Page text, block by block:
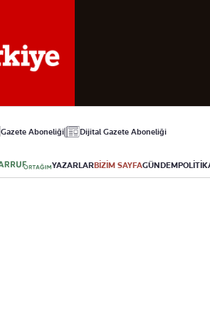
Gazete Aboneliği Dijital Gazete Aboneliği
YAZARLARBİZİM SAYFAGÜNDEM
Altın
Döviz
Kripto Para
T-Otomobil
Avrupa Ligi